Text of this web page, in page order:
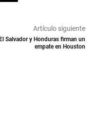
Artículo siguiente
El Salvador y Honduras firman un
empate en Houston